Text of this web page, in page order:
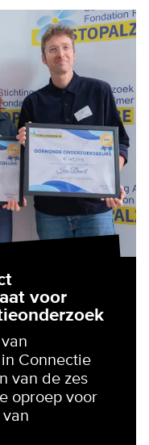
voor
Connectie
van de zes
oproep voor